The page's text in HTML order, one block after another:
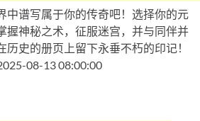
中谱写属于你的传奇吧！选择你的元
握神秘之术，征服迷宫，并与同伴并
历史的册页上留下永垂不朽的印记！
08-13 08:00:00